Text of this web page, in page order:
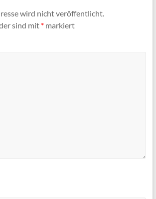
wird nicht veröffentlicht.
sind mit *markiert